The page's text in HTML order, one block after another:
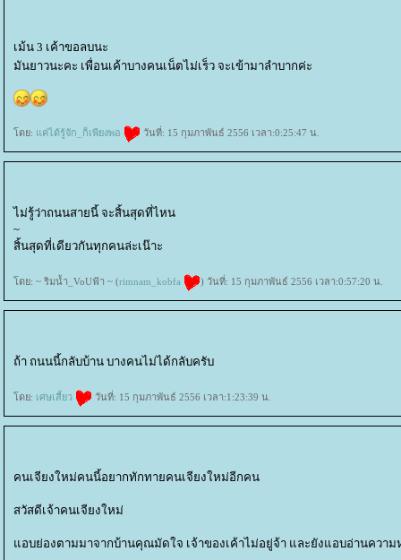
เม้น 3 เค้าขอลบนะ
มันยาวนะคะ เพื่อนเค้าบางคนเน็ตไม่เร็ว จะเข้ามาลำบากค่ะ
ดย: ค่ได้รู้จัก_ก็เพียงพอ วันที่: 15 กุมภาพันธ์ 2556 เวลา:0:25:47 น.
ไม่รู้ว่าถนนสายนี้ จะสิ้นสุดที่ไหน
~
สิ้นสุดที่เดียวกันทุกคนล่ะเน๊าะ
ดย: ~ ริมน้ำ_VoUฟ้า ~ (rimnam_kobfa ) วันที่: 15 กุมภาพันธ์ 2556 เวลา:0:57:20 น.
ถ้า ถนนนี้กลับบ้าน บางคนไม่ได้กลับครับ
ดย: เศษเสี้ยว วันที่: 15 กุมภาพันธ์ 2556 เวลา:1:23:39 น.
คนเจียงใหม่คนนี้อยากทักทายคนเจียงใหม่อีกคน
สวัสดีเจ้าคนเจียงใหม่
อบย่องตามมาจากบ้านคุณมัดใจ เจ้าของเค้าไม่อยู่จ้า และยังแอบอ่านควา